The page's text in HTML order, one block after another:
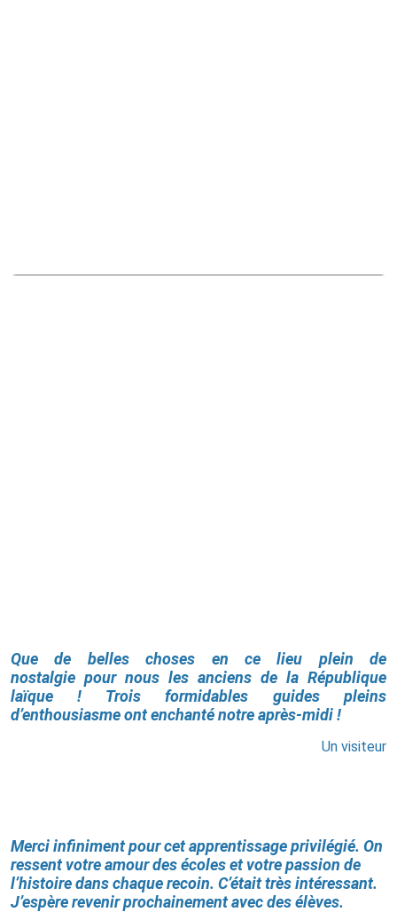
Que de belles choses en ce lieu plein de
nostalgie pour nous les anciens de la République
laïque ! Trois formidables guides pleins
d’enthousiasme ont enchanté notre après-midi !
Un visiteur
Merci infiniment pour cet apprentissage privilégié. On
ressent votre amour des écoles et votre passion de
l’histoire dans chaque recoin. C’était très intéressant.
J’espère revenir prochainement avec des élèves.